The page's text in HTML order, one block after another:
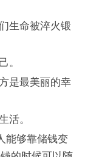
生命被淬火锻
。
是最美丽的幸
活。
能够靠储钱变